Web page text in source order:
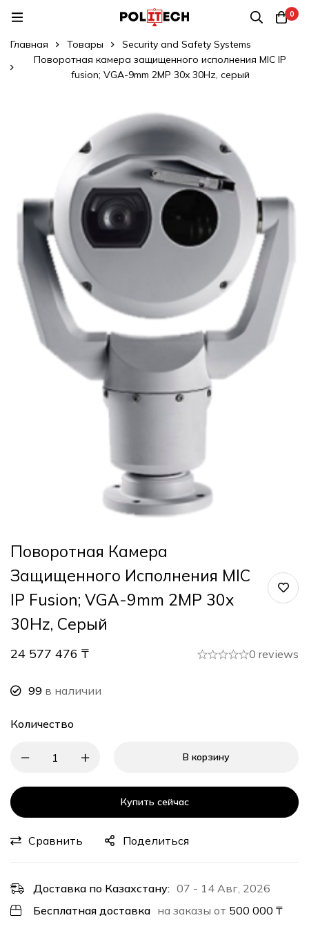
0
Главная Товары
Security and Safety Systems
Поворотная камера защищенного исполнения MIC IP
fusion; VGA-9mm 2MP 30x 30Hz, серый
Поворотная Камера
Защищенного Исполнения MIC
IP Fusion; VGA-9mm 2MP 30x
30Hz, Серый
24 577 476 ₸ 0 reviews
99 в наличии
Количество
В корзину
Купить сейчас
Сравнить Поделиться
Доставка по Казахстану: 07 - 14 Авг, 2026
Бесплатная доставка на заказы от 500 000 ₸